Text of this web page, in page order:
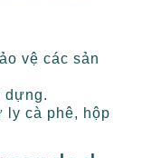
vệ các sản
dựng.
ly cà phê, hộp